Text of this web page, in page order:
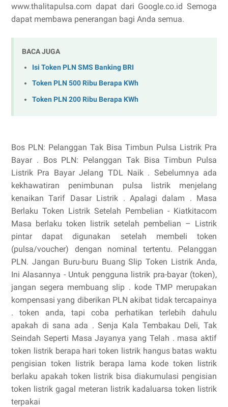
www.thalitapulsa.com dapat dari Google.co.id Semoga
dapat membawa penerangan bagi Anda semua.
BACA JUGA
Isi Token PLN SMS Banking BRI
Token PLN 500 Ribu Berapa KWh
Token PLN 200 Ribu Berapa KWh
Bos PLN: Pelanggan Tak Bisa Timbun Pulsa Listrik Pra
Bayar . Bos PLN: Pelanggan Tak Bisa Timbun Pulsa
Listrik Pra Bayar Jelang TDL Naik . Sebelumnya ada
kekhawatiran penimbunan pulsa listrik menjelang
kenaikan Tarif Dasar Listrik . Apalagi dalam . Masa
Berlaku Token Listrik Setelah Pembelian - Kiatkitacom
Masa berlaku token listrik setelah pembelian – Listrik
pintar dapat digunakan setelah membeli token
(pulsa/voucher) dengan nominal tertentu. Pelanggan
PLN. Jangan Buru-buru Buang Slip Token Listrik Anda,
Ini Alasannya - Untuk pengguna listrik pra-bayar (token),
jangan segera membuang slip . kode TMP merupakan
kompensasi yang diberikan PLN akibat tidak tercapainya
. token anda, tapi coba perhatikan terlebih dahulu
apakah di sana ada . Senja Kala Tembakau Deli, Tak
Seindah Seperti Masa Jayanya yang Telah . masa aktif
token listrik berapa hari token listrik hangus batas waktu
pengisian token listrik berapa lama kode token listrik
berlaku apakah token listrik bisa diakumulasi pengisian
token listrik gagal meteran listrik kadaluarsa token listrik
terpakai